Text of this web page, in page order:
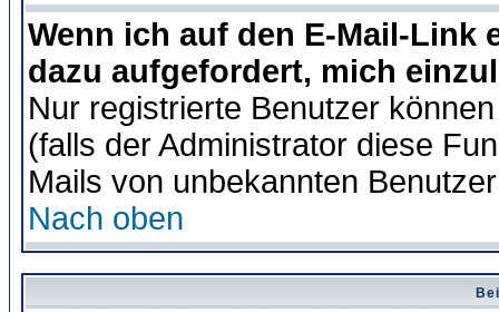
Wenn ich auf den E-Mail-Link
dazu aufgefordert, mich
Nur registrierte Benutzer
(falls der Administrator diese
Mails von unbekannten
Nach oben